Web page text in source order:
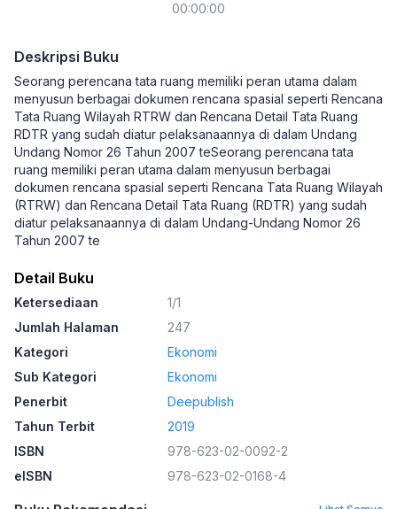
00:00:00
Deskripsi Buku
Seorang perencana tata ruang memiliki peran utama dalam
menyusun berbagai dokumen rencana spasial seperti Rencana
Tata Ruang Wilayah RTRW dan Rencana Detail Tata Ruang
RDTR yang sudah diatur pelaksanaannya di dalam Undang
Undang Nomor 26 Tahun 2007 teSeorang perencana tata
ruang memiliki peran utama dalam menyusun berbagai
dokumen rencana spasial seperti Rencana Tata Ruang Wilayah
(RTRW) dan Rencana Detail Tata Ruang (RDTR) yang sudah
diatur pelaksanaannya di dalam Undang-Undang Nomor 26
Tahun 2007 te
Detail Buku
Ketersediaan
1/1
Jumlah Halaman
247
Kategori
Ekonomi
Sub Kategori
Ekonomi
Penerbit
Deepublish
Tahun Terbit
2019
ISBN
978-623-02-0092-2
eISBN
978-623-02-0168-4